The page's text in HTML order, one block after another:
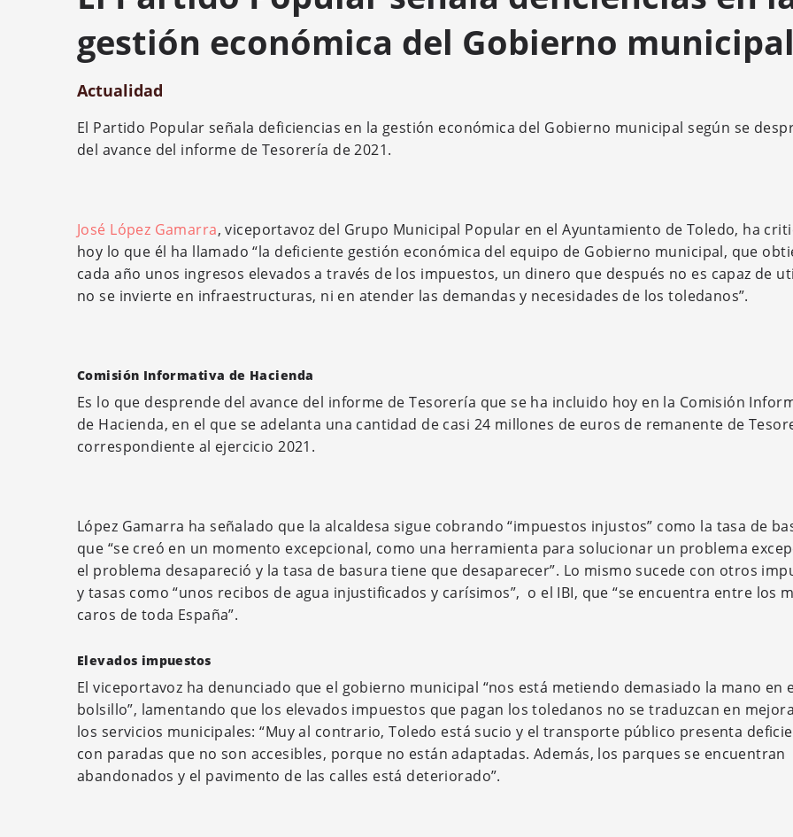
gestión económica del Gobierno
Actualidad
El Partido Popular señala deficiencias en la gestión económica del Gobierno municipal según se
del avance del informe de Tesorería de 2021.
José López Gamarra, viceportavoz del Grupo Municipal Popular en el Ayuntamiento de Toledo, ha
hoy lo que él ha llamado “la deficiente gestión económica del equipo de Gobierno municipal, que
cada año unos ingresos elevados a través de los impuestos, un dinero que después no es capaz de
no se invierte en infraestructuras, ni en atender las demandas y necesidades de los toledanos”.
Comisión Informativa de Hacienda
Es lo que desprende del avance del informe de Tesorería que se ha incluido hoy en la Comisión
de Hacienda, en el que se adelanta una cantidad de casi 24 millones de euros de remanente de
correspondiente al ejercicio 2021.
López Gamarra ha señalado que la alcaldesa sigue cobrando “impuestos injustos” como la tasa de
que “se creó en un momento excepcional, como una herramienta para solucionar un problema
el problema desapareció y la tasa de basura tiene que desaparecer”. Lo mismo sucede con otros
y tasas como “unos recibos de agua injustificados y carísimos”, o el IBI, que “se encuentra entre los
caros de toda España”.
Elevados impuestos
El viceportavoz ha denunciado que el gobierno municipal “nos está metiendo demasiado la mano en
bolsillo”, lamentando que los elevados impuestos que pagan los toledanos no se traduzcan en
los servicios municipales: “Muy al contrario, Toledo está sucio y el transporte público presenta
con paradas que no son accesibles, porque no están adaptadas. Además, los parques se encuentran
abandonados y el pavimento de las calles está deteriorado”.